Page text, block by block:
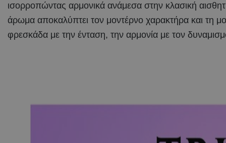
ισορροπώντας αρμονικά ανάμεσα στην κλασική
άρωμα αποκαλύπτει τον μοντέρνο χαρακτήρα και τη
φρεσκάδα με την ένταση, την αρμονία με τον